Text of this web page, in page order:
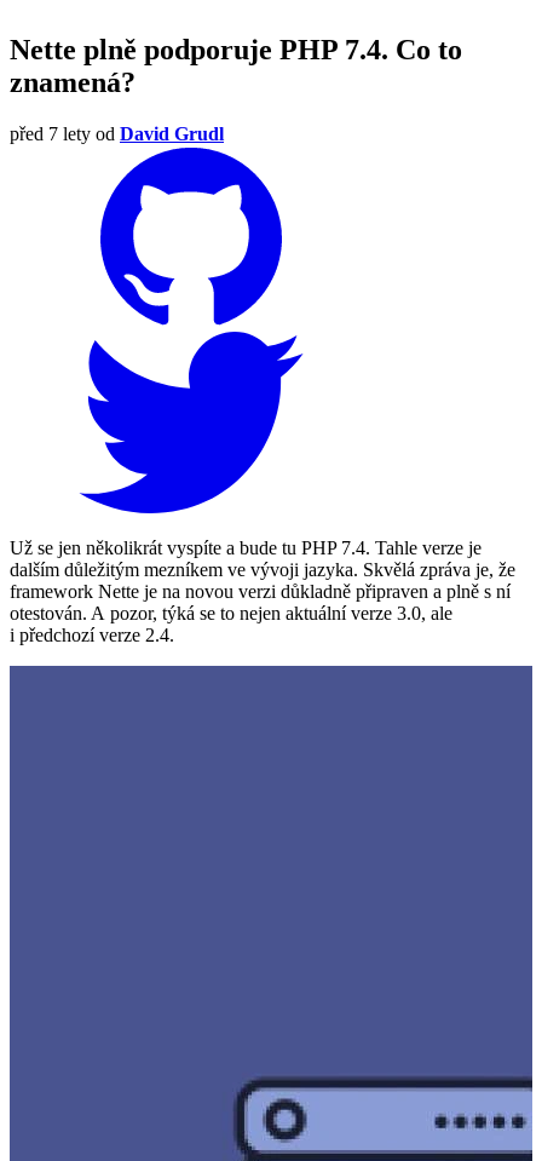
Nette plně podporuje PHP 7.4. Co to
znamená?
před 7 lety od David Grudl
Už se jen několikrát vyspíte a bude tu PHP 7.4. Tahle verze je
dalším důležitým mezníkem ve vývoji jazyka. Skvělá zpráva je, že
framework Nette je na novou verzi důkladně připraven a plně s ní
otestován. A pozor, týká se to nejen aktuální verze 3.0, ale
i předchozí verze 2.4.